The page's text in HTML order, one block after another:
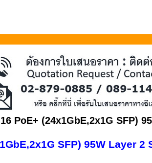
PoE+ (24x1GbE,2x1G SFP)
SFP) 95W Layer 2